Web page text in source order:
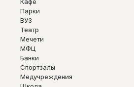
Парки
ВУЗ
Театр
Мечети
МФЦ
Банки
Спортзалы
Медучреждения